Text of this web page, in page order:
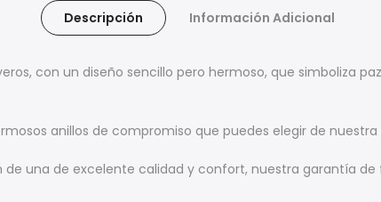
Descripción Información Adicional
con un diseño sencillo pero hermoso, que simboliza
anillos de compromiso que puedes elegir de
de una de excelente calidad y confort, nuestra garantía